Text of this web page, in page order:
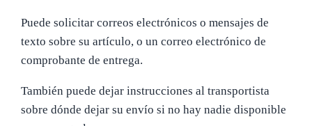
Puede solicitar correos electrónicos o mensajes de
texto sobre su artículo, o un correo electrónico de
comprobante de entrega.
También puede dejar instrucciones al transportista
sobre dónde dejar su envío si no hay nadie disponible